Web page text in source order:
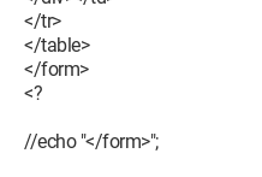
</tr>
</table>
</form>
<?
//echo "</form>";